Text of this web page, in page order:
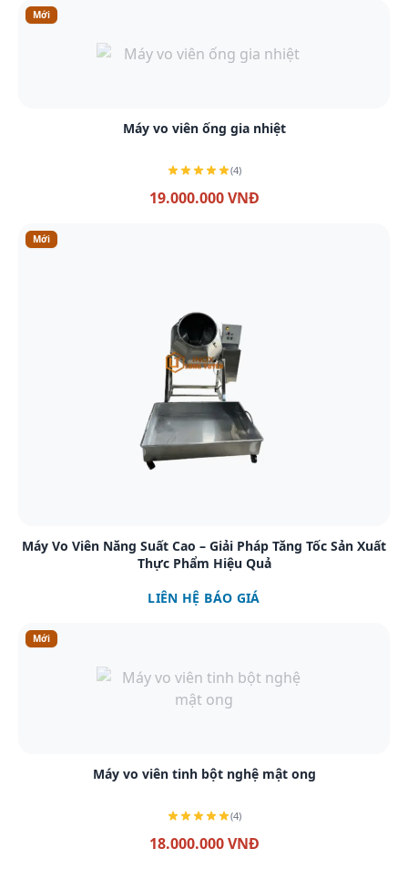
Mới
Xem chi tiết
Máy vo viên ống gia nhiệt
(4)
19.000.000 VNĐ
Mới
Xem chi tiết
Máy Vo Viên Năng Suất Cao – Giải Pháp Tăng Tốc Sản Xuất
Thực Phẩm Hiệu Quả
LIÊN HỆ BÁO GIÁ
Mới
Xem chi tiết
Máy vo viên tinh bột nghệ mật ong
(4)
18.000.000 VNĐ